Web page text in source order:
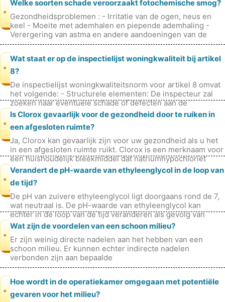
*
Welke soorten schade veroorzaakt fotochemische smog?
Gezondheidsproblemen : - Irritatie van de ogen, neus en
keel - Moeite met ademhalen en piepende ademhaling -
Verergering van astma en andere aandoeningen van de
luchtwegen - Verhoogd ris
*
Wat staat er op de inspectielijst woningkwaliteit bij artikel
8?
De inspectielijst woningkwaliteitsnorm voor artikel 8 omvat
het volgende: - Structurele elementen: De inspecteur zal
zoeken naar eventuele schade of defecten aan de
fundering, muren, dak en
*
Is Clorox gevaarlijk voor de gezondheid door te ruiken in
een afgesloten ruimte?
Ja, Clorox kan gevaarlijk zijn voor uw gezondheid als u het
in een afgesloten ruimte ruikt. Clorox is een merknaam voor
een huishoudelijk bleekmiddel dat natriumhypochloriet
(NaClO) als ho
*
Verandert de pH-waarde van ethyleenglycol in de loop van
de tijd?
De pH van zuivere ethyleenglycol ligt doorgaans rond de 7,
wat neutraal is. De pH-waarde van ethyleenglycol kan
echter in de loop van de tijd veranderen als gevolg van
verschillende factoren
*
Wat zijn de voordelen van een schoon milieu?
Er zijn weinig directe nadelen aan het hebben van een
schoon milieu. Er kunnen echter indirecte nadelen
verbonden zijn aan bepaalde
milieubeschermingsmaatregelen. Enkele voorbeelden zijn: 1
*
Hoe wordt in de operatiekamer omgegaan met potentiële
gevaren voor het milieu?